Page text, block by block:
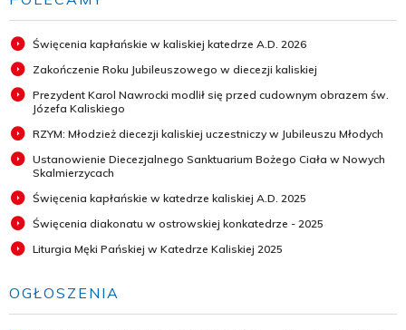
Święcenia kapłańskie w kaliskiej katedrze A.D. 2026
Zakończenie Roku Jubileuszowego w diecezji kaliskiej
Prezydent Karol Nawrocki modlił się przed cudownym obrazem św.
Józefa Kaliskiego
RZYM: Młodzież diecezji kaliskiej uczestniczy w Jubileuszu Młodych
Ustanowienie Diecezjalnego Sanktuarium Bożego Ciała w Nowych
Skalmierzycach
Święcenia kapłańskie w katedrze kaliskiej A.D. 2025
Święcenia diakonatu w ostrowskiej konkatedrze - 2025
Liturgia Męki Pańskiej w Katedrze Kaliskiej 2025
OGŁOSZENIA